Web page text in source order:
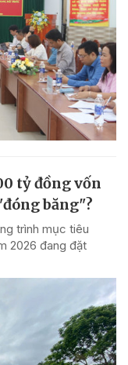
tỷ đồng vốn
băng"?
trình mục tiêu
2026 đang đặt